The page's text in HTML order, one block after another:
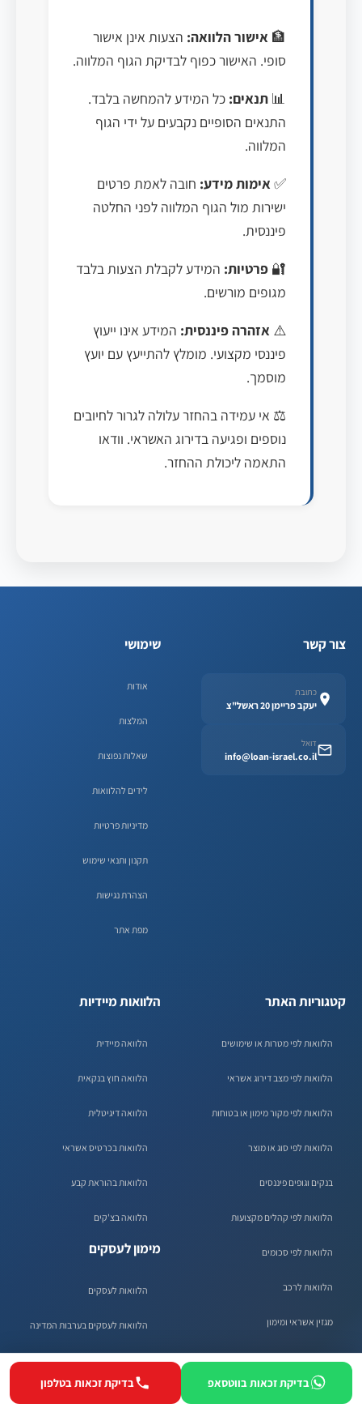
🏦 אישור הלוואה: הצעות אינן אישור
סופי. האישור כפוף לבדיקת הגוף המלווה.
📊 תנאים: כל המידע להמחשה בלבד.
התנאים הסופיים נקבעים על ידי הגוף
המלווה.
✅ אימות מידע: חובה לאמת פרטים
ישירות מול הגוף המלווה לפני החלטה
פיננסית.
🔐 פרטיות: המידע לקבלת הצעות בלבד
מגופים מורשים.
⚠️ אזהרה פיננסית: המידע אינו ייעוץ
פיננסי מקצועי. מומלץ להתייעץ עם יועץ
מוסמך.
⚖️ אי עמידה בהחזר עלולה לגרור לחיובים
נוספים ופגיעה בדירוג האשראי. וודאו
התאמה ליכולת ההחזר.
צור קשר
כתובת
יעקב פריימן 20 ראשל"צ
דואל
info@loan-israel.co.il
שימושי
אודות
המלצות
שאלות נפוצות
לידים להלוואות
מדיניות פרטיות
תקנון ותנאי שימוש
הצהרת נגישות
מפת אתר
קטגוריות האתר
הלוואות לפי מטרות או שימושים
הלוואות לפי מצב דירוג אשראי
הלוואות לפי מקור מימון או בטוחות
הלוואות לפי סוג או מוצר
בנקים וגופים פיננסים
הלוואות לפי קהלים מקצועות
הלוואות לפי סכומים
הלוואות לרכב
מגזין אשראי ומימון
כלים ומחשבונים
הלוואות מיידיות
הלוואה מיידית
הלוואה חוץ בנקאית
הלוואה דיגיטלית
הלוואות בכרטיס אשראי
הלוואות בהוראת קבע
הלוואה בצ'קים
מימון לעסקים
הלוואות לעסקים
הלוואות לעסקים בערבות המדינה
קרנות להלוואות לעסקים
בדיקת זכאות בווטסאפ בדיקת זכאות בטלפון